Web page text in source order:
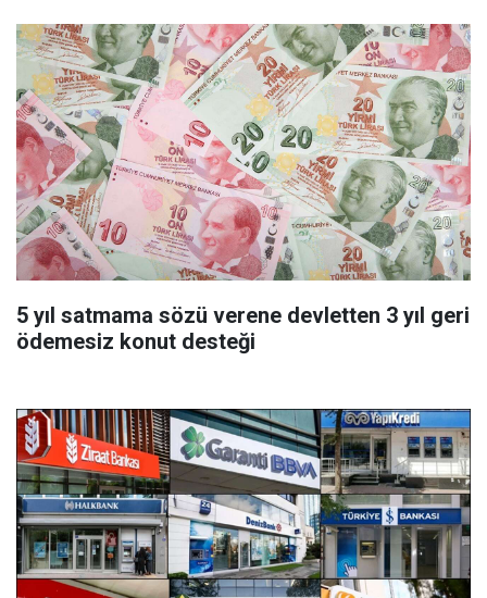
5 yıl satmama sözü verene devletten 3 yıl geri
ödemesiz konut desteği